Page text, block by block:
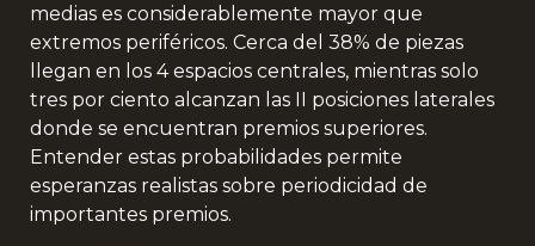
medias es considerablemente mayor que
extremos periféricos. Cerca del 38% de piezas
llegan en los 4 espacios centrales, mientras solo
tres por ciento alcanzan las II posiciones laterales
donde se encuentran premios superiores.
Entender estas probabilidades permite
esperanzas realistas sobre periodicidad de
importantes premios.